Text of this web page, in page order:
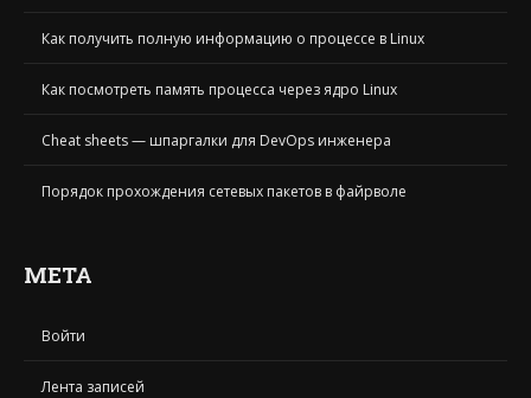
Как получить полную информацию о процессе в Linux
Как посмотреть память процесса через ядро Linux
Cheat sheets — шпаргалки для DevOps инженера
Порядок прохождения сетевых пакетов в файрволе
МЕТА
Войти
Лента записей